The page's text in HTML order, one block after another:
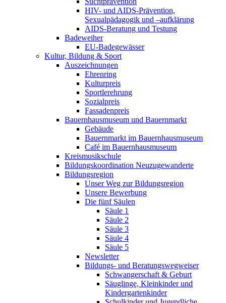
HIV- und AIDS-Prävention,
Sexualpädagogik und –aufklärung
AIDS-Beratung und Testung
Badeweiher
EU-Badegewässer
Kultur, Bildung & Sport
Auszeichnungen
Ehrenring
Kulturpreis
Sportlerehrung
Sozialpreis
Fassadenpreis
Bauernhausmuseum und Bauernmarkt
Gebäude
Bauernmarkt im Bauernhausmuseum
Café im Bauernhausmuseum
Kreismusikschule
Bildungskoordination Neuzugewanderte
Bildungsregion
Unser Weg zur Bildungsregion
Unsere Bewerbung
Die fünf Säulen
Säule 1
Säule 2
Säule 3
Säule 4
Säule 5
Newsletter
Bildungs- und Beratungswegweiser
Schwangerschaft & Geburt
Säuglinge, Kleinkinder und
Kindergartenkinder